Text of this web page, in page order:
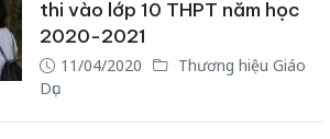
thi vào lớp 10 THPT năm học
2020-2021
11/04/2020
Thương hiệu Giáo
Dục